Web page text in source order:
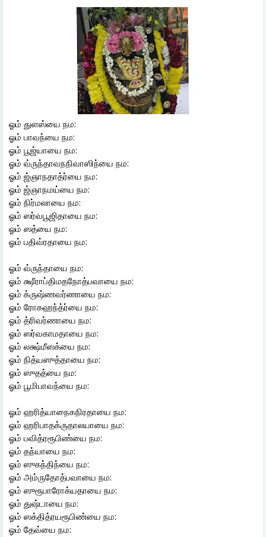
ஓம் துளஸ்யை நம:
ஓம் பாவந்யை நம:
ஓம் பூஜ்யாயை நம:
ஓம் வ்ருந்தாவநநிவாஸிந்யை நம:
ஓம் ஜ்ஞாநதாத்ர்யை நம:
ஓம் ஜ்ஞாநமய்யை நம:
ஓம் நிர்மலாயை நம:
ஓம் ஸர்வபூஜிதாயை நம:
ஓம் ஸத்யை நம:
ஓம் பதிவ்ரதாயை நம:
ஓம் வ்ருந்தாயை நம:
ஓம் க்ஷீராப்திமதநோத்பவாயை நம:
ஓம் க்ருஷ்ணவர்ணாயை நம:
ஓம் ரோகஹந்த்ர்யை நம:
ஓம் த்ரிவர்ணாயை நம:
ஓம் ஸர்வகாமதாயை நம:
ஓம் லக்ஷ்மீஸக்யை நம:
ஓம் நித்யஸுத்தாயை நம:
ஓம் ஸுதத்யை நம:
ஓம் பூமிபாவந்யை நம:
ஓம் ஹரித்யாநைகநிரதாயை நம:
ஓம் ஹரிபாதக்ருதாலயாயை நம:
ஓம் பவித்ரரூபிண்யை நம:
ஓம் தந்யாயை நம:
ஓம் ஸுகந்திந்யை நம:
ஓம் அம்ருதோத்பவாயை நம:
ஓம் ஸுரூபாரோக்யதாயை நம:
ஓம் துஷ்டாயை நம:
ஓம் ஸக்தித்ரயரூபிண்யை நம:
ஓம் தேவ்யை நம: